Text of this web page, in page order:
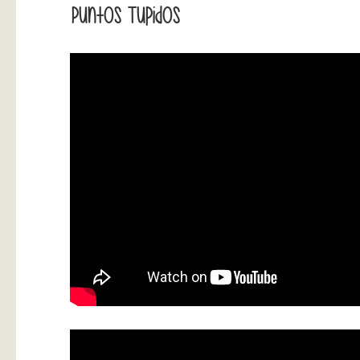
Puntos Tupidos